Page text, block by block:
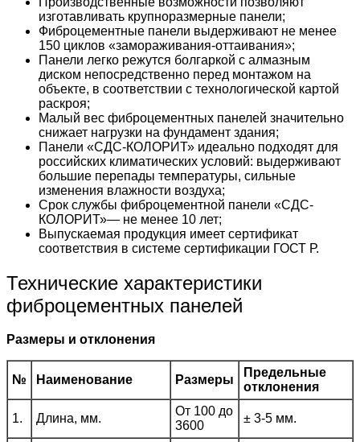
изготавливать крупноразмерные панели;
Фиброцементные панели выдерживают не менее
150 циклов «замораживания-оттаивания»;
Панели легко режутся болгаркой с алмазным
диском непосредственно перед монтажом на
объекте, в соответствии с технологической картой
раскроя;
Малый вес фиброцементных панелей значительно
снижает нагрузки на фундамент здания;
Панели «СДС-КОЛОРИТ» идеально подходят для
российских климатических условий: выдерживают
большие перепады температуры, сильные
изменения влажности воздуха;
Срок службы фиброцементной панели «СДС-
КОЛОРИТ»— не менее 10 лет;
Выпускаемая продукция имеет сертификат
соответствия в системе сертификации ГОСТ Р.
Технические характеристики
фиброцементных панелей
Размеры и отклонения
№ Наименование Размеры
Предельные
отклонения
1. Длина, мм.
От 100 до
3600
± 3-5 мм.